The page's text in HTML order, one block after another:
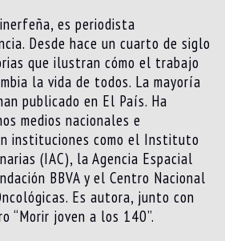
es periodista
Desde hace un cuarto de siglo
que ilustran cómo el trabajo
la vida de todos. La mayoría
publicado en El País. Ha
medios nacionales e
instituciones como el Instituto
(IAC), la Agencia Espacial
BBVA y el Centro Nacional
Es autora, junto con
“Morir joven a los 140”.